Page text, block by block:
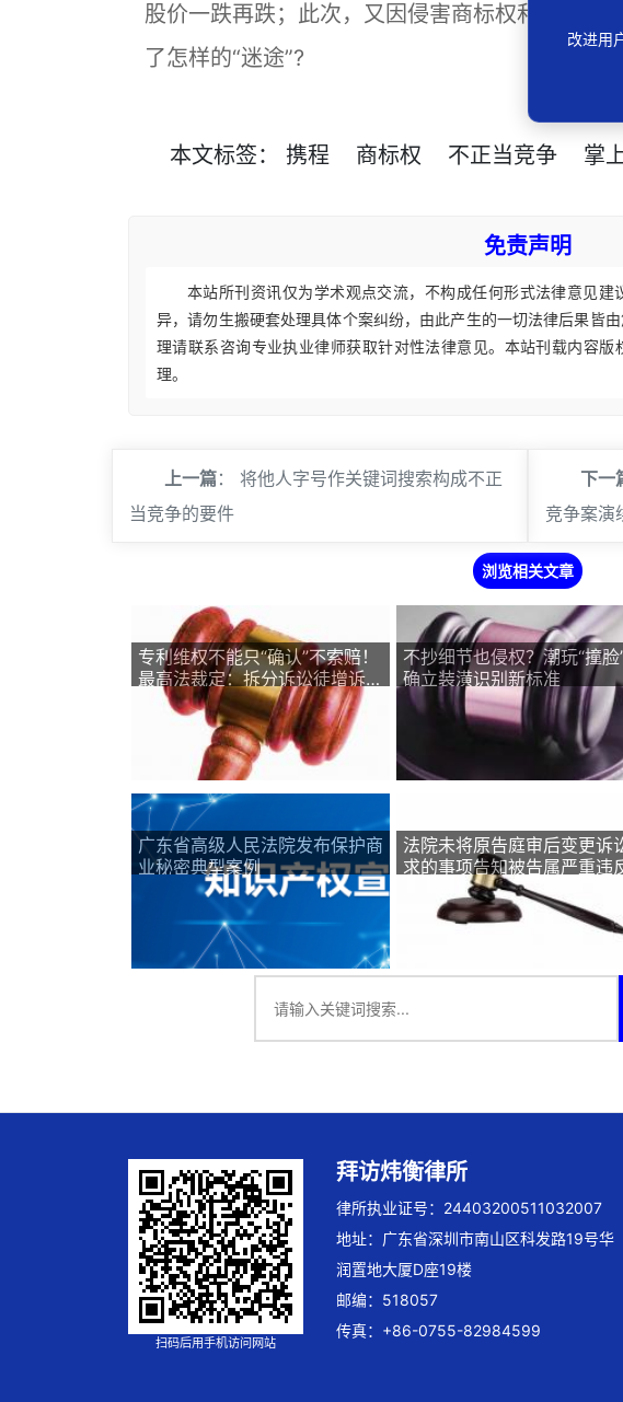
股价一跌再跌；此次，又因侵害商标权和不正当
了怎样的“迷途”?
本文标签： 携程 商标权 不正当竞争 掌
免责声明
本站所刊资讯仅为学术观点交流，不构成任何形式法律意见
异，请勿生搬硬套处理具体个案纠纷，由此产生的一切法律后果皆
理请联系咨询专业执业律师获取针对性法律意见。本站刊载内容
理。
上一篇： 将他人字号作关键词搜索构成不正
当竞争的要件
下一
竞争案演
浏览相关文章
专利维权不能只“确认”不索赔！
最高法裁定：拆分诉讼徒增诉累
不予支持
不抄细节也侵权？潮玩“撞脸
确立装潢识别新标准
广东省高级人民法院发布保护商
业秘密典型案例
法院未将原告庭审后变更诉
求的事项告知被告属严重违
扫码后用手机访问网站
拜访炜衡律所
律所执业证号：24403200511032007
地址：广东省深圳市南山区科发路19号华
润置地大厦D座19楼
邮编：518057
传真：+86-0755-82984599
改进用